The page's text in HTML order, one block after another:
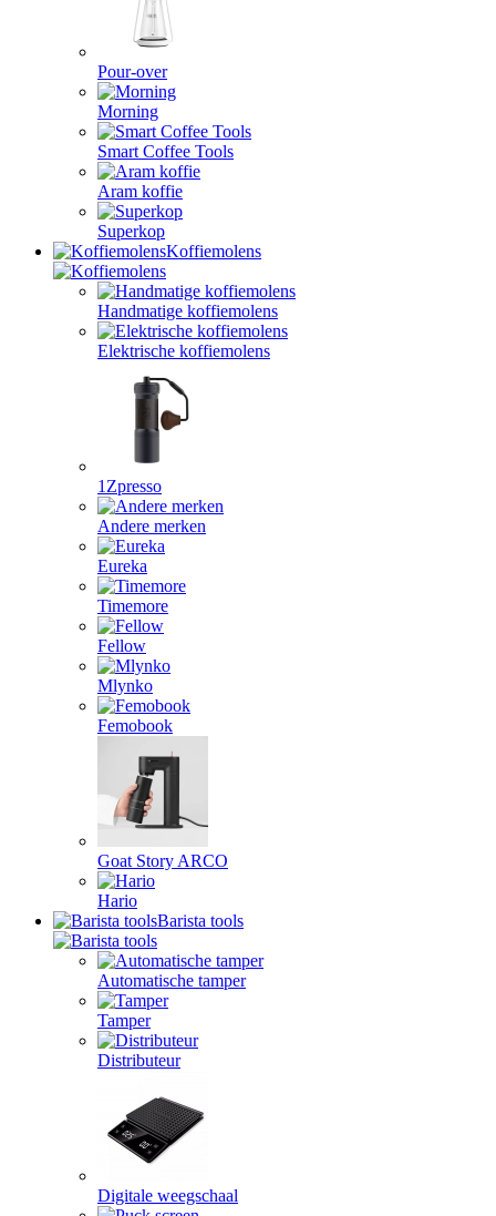
Pour-over
Morning
Smart Coffee Tools
Aram koffie
Superkop
Koffiemolens
Handmatige koffiemolens
Elektrische koffiemolens
1Zpresso
Andere merken
Eureka
Timemore
Fellow
Mlynko
Femobook
Goat Story ARCO
Hario
Barista tools
Automatische tamper
Tamper
Distributeur
Digitale weegschaal